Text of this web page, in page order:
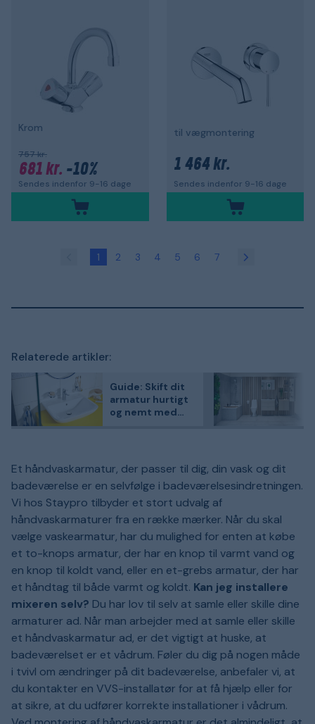
Krom
757 kr.
681 kr. -10%
Sendes indenfor 9-16 dage
til vægmontering
1 464 kr.
Sendes indenfor 9-16 dage
1 2 3 4 5 6 7
Relaterede artikler:
Guide: Skift dit
armatur hurtigt
og nemt med
Et håndvaskarmatur, der passer til dig, din vask og dit
badeværelse er en selvfølge i badeværelsesindretningen.
Vi hos Staypro tilbyder et stort udvalg af
håndvaskarmaturer fra en række mærker. Når du skal
vælge vaskearmatur, har du mulighed for enten at købe
et to-knops armatur, der har en knop til varmt vand og
en knop til koldt vand, eller en et-grebs armatur, der har
et håndtag til både varmt og koldt. Kan jeg installere
mixeren selv? Du har lov til selv at samle eller skille dine
armaturer ad. Når man arbejder med at samle eller skille
et håndvaskarmatur ad, er det vigtigt at huske, at
badeværelset er et vådrum. Føler du dig på nogen måde
i tvivl om ændringer på dit badeværelse, anbefaler vi, at
du kontakter en VVS-installatør for at få hjælp eller for
at sikre, at du udfører korrekte installationer i vådrum.